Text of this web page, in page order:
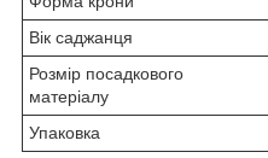
Вік саджанця
Розмір посадкового
матеріалу
Упаковка